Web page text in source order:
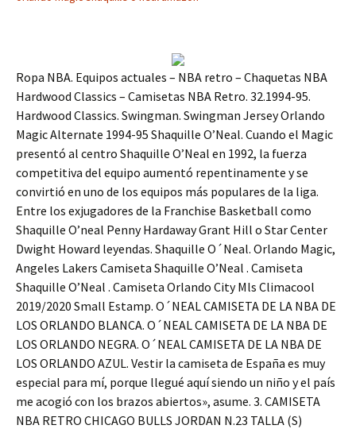
Ropa NBA. Equipos actuales – NBA retro – Chaquetas NBA
Hardwood Classics – Camisetas NBA Retro. 32.1994-95.
Hardwood Classics. Swingman. Swingman Jersey Orlando
Magic Alternate 1994-95 Shaquille O’Neal. Cuando el Magic
presentó al centro Shaquille O’Neal en 1992, la fuerza
competitiva del equipo aumentó repentinamente y se
convirtió en uno de los equipos más populares de la liga.
Entre los exjugadores de la Franchise Basketball como
Shaquille O’neal Penny Hardaway Grant Hill o Star Center
Dwight Howard leyendas. Shaquille O´Neal. Orlando Magic,
Angeles Lakers Camiseta Shaquille O’Neal . Camiseta
Shaquille O’Neal . Camiseta Orlando City Mls Climacool
2019/2020 Small Estamp. O´NEAL CAMISETA DE LA NBA DE
LOS ORLANDO BLANCA. O´NEAL CAMISETA DE LA NBA DE
LOS ORLANDO NEGRA. O´NEAL CAMISETA DE LA NBA DE
LOS ORLANDO AZUL. Vestir la camiseta de España es muy
especial para mí, porque llegué aquí siendo un niño y el país
me acogió con los brazos abiertos», asume. 3. CAMISETA
NBA RETRO CHICAGO BULLS JORDAN N.23 TALLA (S)